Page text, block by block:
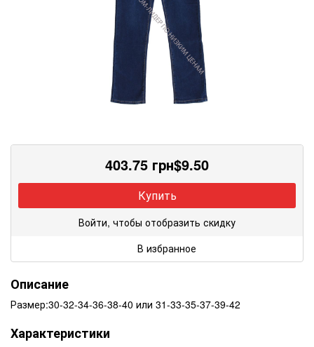
403.75 грн$9.50
Купить
Войти, чтобы отобразить скидку
В избранное
Описание
Размер:30-32-34-36-38-40 или 31-33-35-37-39-42
Характеристики